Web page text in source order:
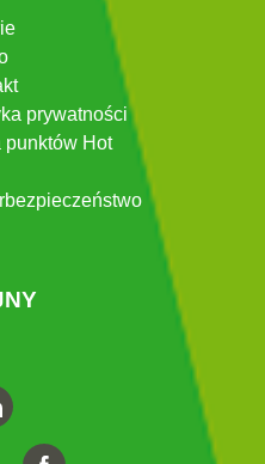
prywatności
punktów Hot